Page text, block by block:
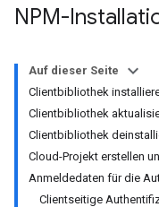
NPM-
Auf dieser Seite
Clientbibliothek
Clientbibliothek
Clientbibliothek
Cloud-Projekt erstellen
Anmeldedaten für die
Clientseitige